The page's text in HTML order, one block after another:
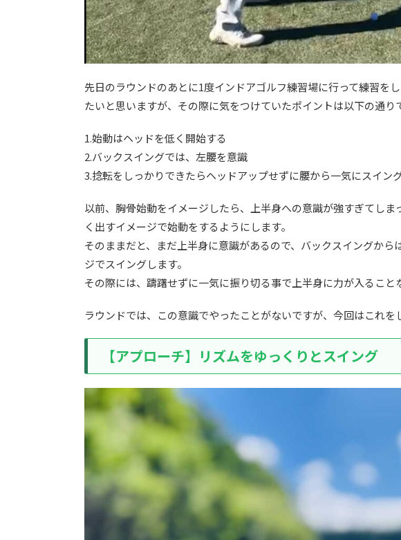
先日のラウンドのあとに1度インドアゴルフ練習場に行って練習を
たいと思いますが、その際に気をつけていたポイントは以下の通り
1.始動はヘッドを低く開始する
2.バックスイングでは、左腰を意識
3.捻転をしっかりできたらヘッドアップせずに腰から一気にスイン
以前、胸骨始動をイメージしたら、上半身への意識が強すぎてし
く出すイメージで始動をするようにします。
そのままだと、まだ上半身に意識があるので、バックスイングか
ジでスイングします。
その際には、躊躇せずに一気に振り切る事で上半身に力が入ること
ラウンドでは、この意識でやったことがないですが、今回はこれを
【アプローチ】リズムをゆっくりとスイング